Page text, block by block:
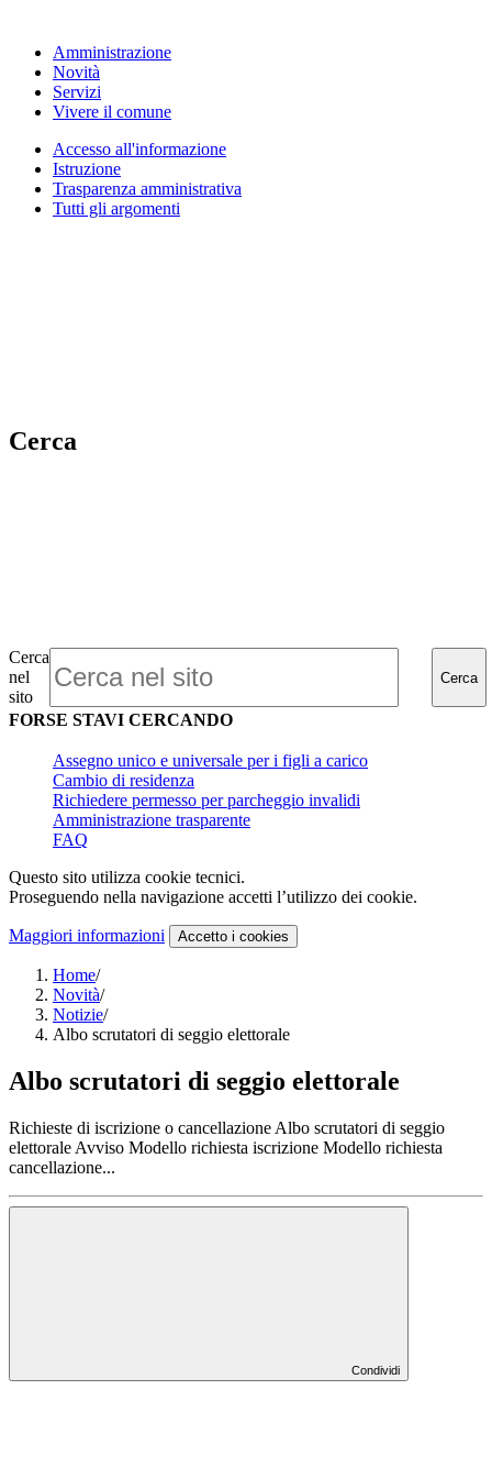
Amministrazione
Novità
Servizi
Vivere il comune
Accesso all'informazione
Istruzione
Trasparenza amministrativa
Tutti gli argomenti
Cerca
Cerca
nel
sito
Cerca
FORSE STAVI CERCANDO
Assegno unico e universale per i figli a carico
Cambio di residenza
Richiedere permesso per parcheggio invalidi
Amministrazione trasparente
FAQ
Questo sito utilizza cookie tecnici.
Proseguendo nella navigazione accetti l’utilizzo dei cookie.
Maggiori informazioni Accetto i cookies
Home/
Novità/
Notizie/
Albo scrutatori di seggio elettorale
Albo scrutatori di seggio elettorale
Richieste di iscrizione o cancellazione Albo scrutatori di seggio
elettorale Avviso Modello richiesta iscrizione Modello richiesta
cancellazione...
Condividi